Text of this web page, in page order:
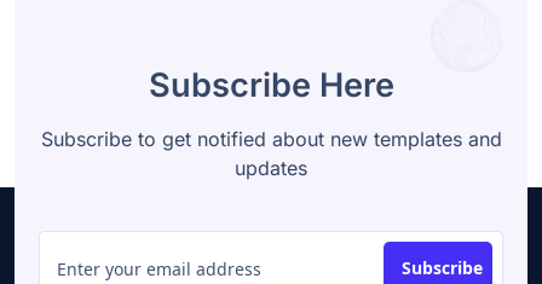
Subscribe Here
Subscribe to get notified about new templates and
updates
Subscribe